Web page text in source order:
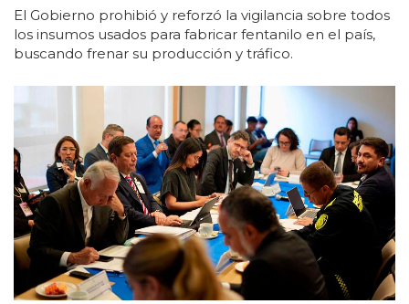
El Gobierno prohibió y reforzó la vigilancia sobre todos
los insumos usados para fabricar fentanilo en el país,
buscando frenar su producción y tráfico.